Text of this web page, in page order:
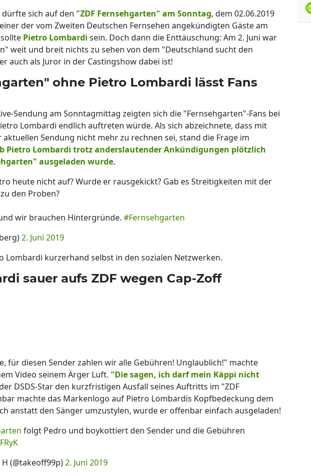
sich auf den "ZDF Fernsehgarten" am Sonntag, dem 02.06.2019
der vom Zweiten Deutschen Fernsehen angekündigten Gäste am
Pietro Lombardi sein. Doch dann die Enttäuschung: Am 2. Juni war
weit und breit nichts zu sehen von dem "Deutschland sucht den
auch als Juror in der Castingshow dabei ist!
ohne Pietro Lombardi lässt Fans
Sendung am Sonntagmittag zeigten sich die "Fernsehgarten"-Fans bei
Lombardi endlich auftreten würde. Als sich abzeichnete, dass mit
Sendung nicht mehr zu rechnen sei, stand die Frage im
Pietro Lombardi trotz anderslautender Ankündigungen plötzlich
ausgeladen wurde.
heute nicht auf? Wurde er rausgekickt? Gab es Streitigkeiten mit der
den Proben?
wir brauchen Hintergründe. #Fernsehgarten
2. Juni 2019
Lombardi kurzerhand selbst in den sozialen Netzwerken.
sauer aufs ZDF wegen Cap-Zoff
für diesen Sender zahlen wir alle Gebühren! Unglaublich!" machte
Video seinem Ärger Luft. "Die sagen, ich darf mein Käppi nicht
DSDS-Star den kurzfristigen Ausfall seines Auftritts im "ZDF
machte das Markenlogo auf Pietro Lombardis Kopfbedeckung dem
anstatt den Sänger umzustylen, wurde er offenbar einfach ausgeladen!
folgt Pedro und boykottiert den Sender und die Gebühren
(@takeoff99p)2. Juni 2019